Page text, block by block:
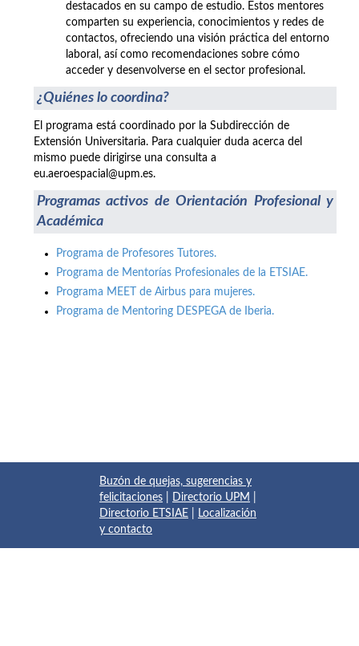
destacados en su campo de estudio. Estos mentores
comparten su experiencia, conocimientos y redes de
contactos, ofreciendo una visión práctica del entorno
laboral, así como recomendaciones sobre cómo
acceder y desenvolverse en el sector profesional.
¿Quiénes lo coordina?
El programa está coordinado por la Subdirección de
Extensión Universitaria. Para cualquier duda acerca del
mismo puede dirigirse una consulta a
eu.aeroespacial@upm.es.
Programas activos de Orientación Profesional y
Académica
Programa de Profesores Tutores.
Programa de Mentorías Profesionales de la ETSIAE.
Programa MEET de Airbus para mujeres.
Programa de Mentoring DESPEGA de Iberia.
Buzón de quejas, sugerencias y
felicitaciones
Directorio UPM
Directorio ETSIAE
Localización
y contacto